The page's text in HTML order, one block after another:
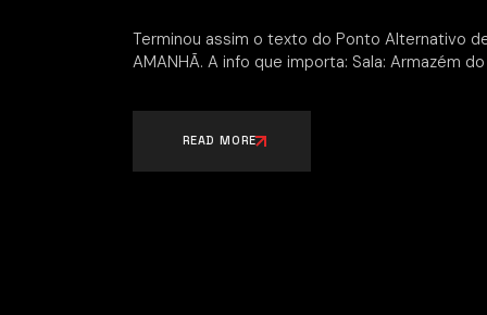
Terminou assim o texto do Ponto Alternativo
AMANHÃ. A info que importa: Sala: Armazém
READ MORE